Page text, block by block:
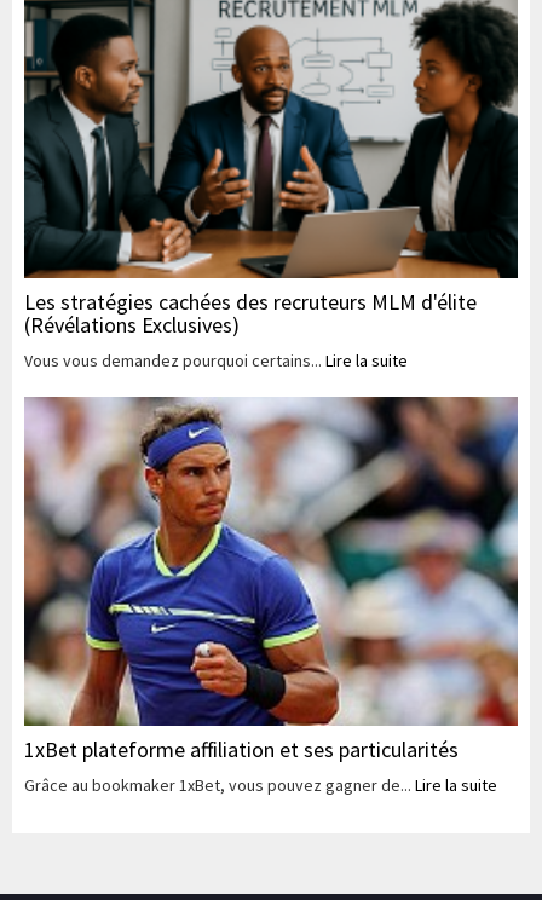
Les stratégies cachées des recruteurs MLM d'élite
(Révélations Exclusives)
Vous vous demandez pourquoi certains... Lire la suite
1xBet plateforme affiliation et ses particularités
Grâce au bookmaker 1xBet, vous pouvez gagner de... Lire la suite